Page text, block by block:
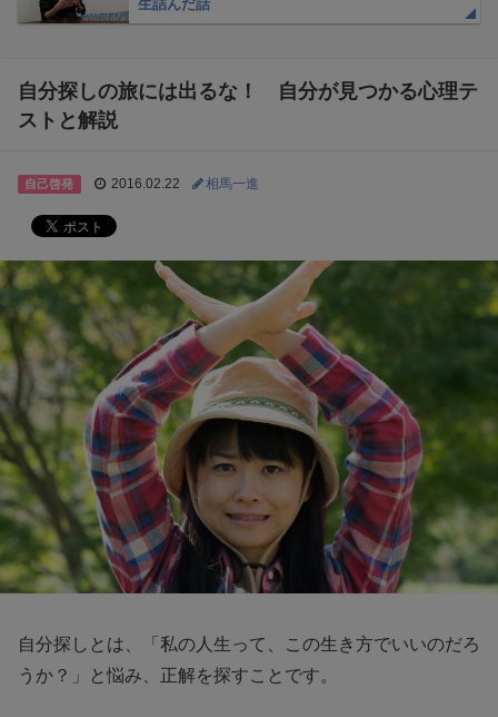
生詰んだ話
自分探しの旅には出るな！ 自分が見つかる心理テ
ストと解説
自己啓発 2016.02.22 相馬一進
自分探しとは、「私の人生って、この生き方でいいのだろ
うか？」と悩み、正解を探すことです。